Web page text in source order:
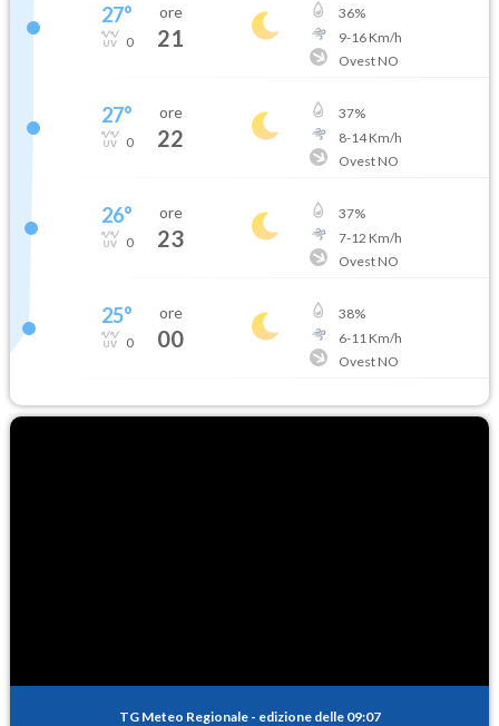
27°
0
ore
21
36%
9-16Km/h
Ovest NO
27°
0
ore
22
37%
8-14Km/h
Ovest NO
26°
0
ore
23
37%
7-12 Km/h
Ovest NO
25°
0
ore
00
38%
6-11 Km/h
Ovest NO
TG Meteo Regionale - edizione delle 09:07